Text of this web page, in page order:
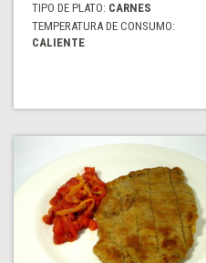
TIPO DE PLATO: CARNES
TEMPERATURA DE CONSUMO:
CALIENTE